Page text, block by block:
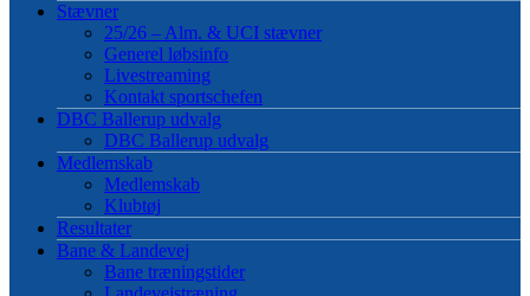
Stævner
25/26 – Alm. & UCI stævner
Generel løbsinfo
Livestreaming
Kontakt sportschefen
DBC Ballerup udvalg
DBC Ballerup udvalg
Medlemskab
Medlemskab
Klubtøj
Resultater
Bane & Landevej
Bane træningstider